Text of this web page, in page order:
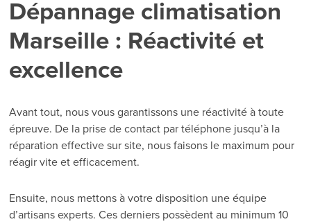
Dépannage climatisation
Marseille : Réactivité et
excellence
Avant tout, nous vous garantissons une réactivité à toute
épreuve. De la prise de contact par téléphone jusqu’à la
réparation effective sur site, nous faisons le maximum pour
réagir vite et efficacement.
Ensuite, nous mettons à votre disposition une équipe
d’artisans experts. Ces derniers possèdent au minimum 10